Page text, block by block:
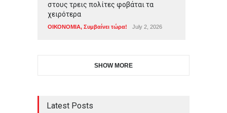
στους τρεις πολίτες φοβάται τα
χειρότερα
ΟΙΚΟΝΟΜΙΑ, Συμβαίνει τώρα! July 2, 2026
SHOW MORE
Latest Posts